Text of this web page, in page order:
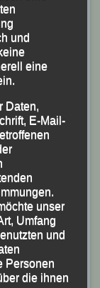
und Norbert
wenn
Modernen
als aktive
bei unseren
und
eine
Daten,
E-Mail-
unser
Umfang
und
Personen
die ihnen